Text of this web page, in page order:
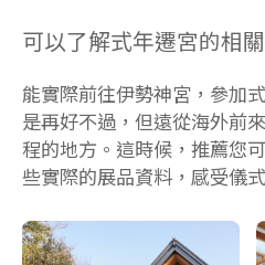
可以了解式年遷宮的相
能實際前往伊勢神宮，參加
是再好不過，但遠從海外前
程的地方。這時候，推薦您
些實際的展品資料，感受儀